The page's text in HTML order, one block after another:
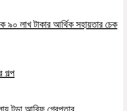
৯০ লাখ টাকার আর্থিক সহায়তার চেক
গল্প